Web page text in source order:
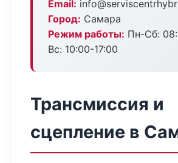
Email:
Город: Самара
Режим работы: Пн-Сб:
Вс: 10:00-17:00
Трансмиссия и
сцепление в